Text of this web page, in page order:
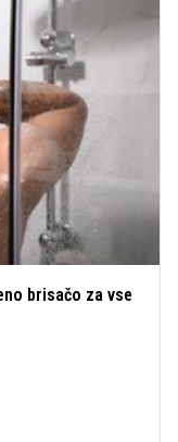
brisačo za vse